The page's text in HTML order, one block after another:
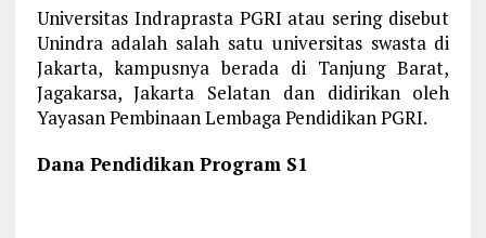
Universitas Indraprasta PGRI atau sering disebut
Unindra adalah salah satu universitas swasta di
Jakarta, kampusnya berada di Tanjung Barat,
Jagakarsa, Jakarta Selatan dan didirikan oleh
Yayasan Pembinaan Lembaga Pendidikan PGRI.
Dana Pendidikan Program S1